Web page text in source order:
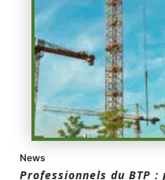
News
Professionnels du BTP :